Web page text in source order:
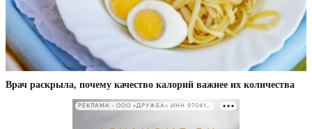
Врач раскрыла, почему качество калорий важнее их количества
РЕКЛАМА • ООО «ДРУЖБА» ИНН 9704146411